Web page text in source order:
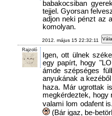
babakocsiban
tejjel. Gyorsan
adjon neki pénzt az
komolyan.
2012. május 15 22:32:11
Rajzoló
Igen, ott ülnek
egy papírt, hogy
ámde szépséges
anyukának a
haza. Már ugrottak
megkérdeztek, hogy
valami lom odafent
(Bár igaz, be-